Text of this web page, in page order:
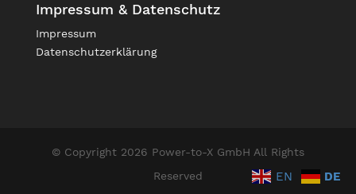
Impressum & Datenschutz
Impressum
Datenschutzerklärung
© Copyright 2026 Power-to-X GmbH All Rights
Reserved
EN DE